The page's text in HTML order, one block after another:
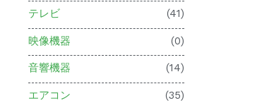
テレビ (41)
映像機器 (0)
音響機器 (14)
エアコン (35)